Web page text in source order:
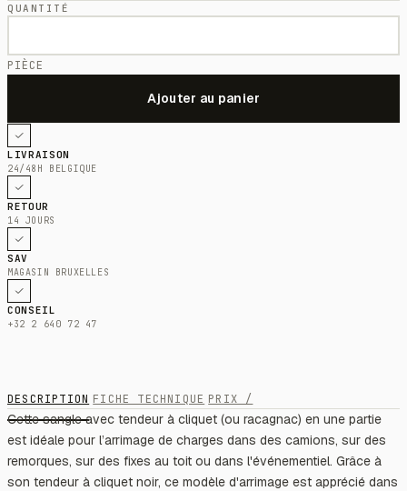
QUANTITÉ
PIÈCE
LIVRAISON
24/48H BELGIQUE
RETOUR
14 JOURS
SAV
MAGASIN BRUXELLES
CONSEIL
+32 2 640 72 47
DESCRIPTION FICHE TECHNIQUE PRIX /
Cette sangle avec tendeur à cliquet (ou racagnac) en une partie
est idéale pour l’arrimage de charges dans des camions, sur des
remorques, sur des fixes au toit ou dans l'événementiel. Grâce à
son tendeur à cliquet noir, ce modèle d'arrimage est apprécié dans